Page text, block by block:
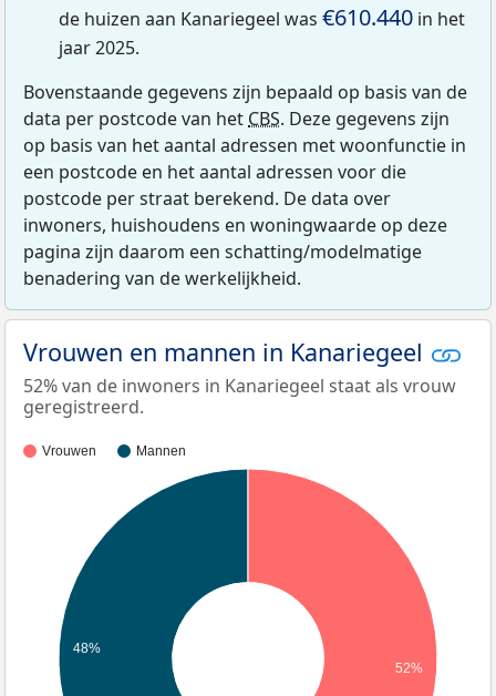
de huizen aan Kanariegeel was €610.440 in het
jaar 2025.
Bovenstaande gegevens zijn bepaald op basis van de
data per postcode van het CBS. Deze gegevens zijn
op basis van het aantal adressen met woonfunctie in
een postcode en het aantal adressen voor die
postcode per straat berekend. De data over
inwoners, huishoudens en woningwaarde op deze
pagina zijn daarom een schatting/modelmatige
benadering van de werkelijkheid.
Vrouwen en mannen in Kanariegeel
52% van de inwoners in Kanariegeel staat als vrouw
geregistreerd.
Vrouwen Mannen
48%
52%